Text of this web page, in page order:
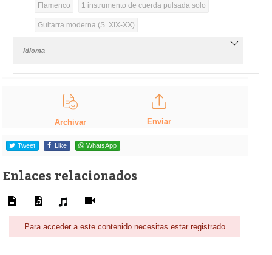
Flamenco 1 instrumento de cuerda pulsada solo
Guitarra moderna (S. XIX-XX)
Idioma
Archivar Enviar
Tweet Like WhatsApp
Enlaces relacionados
Para acceder a este contenido necesitas estar registrado